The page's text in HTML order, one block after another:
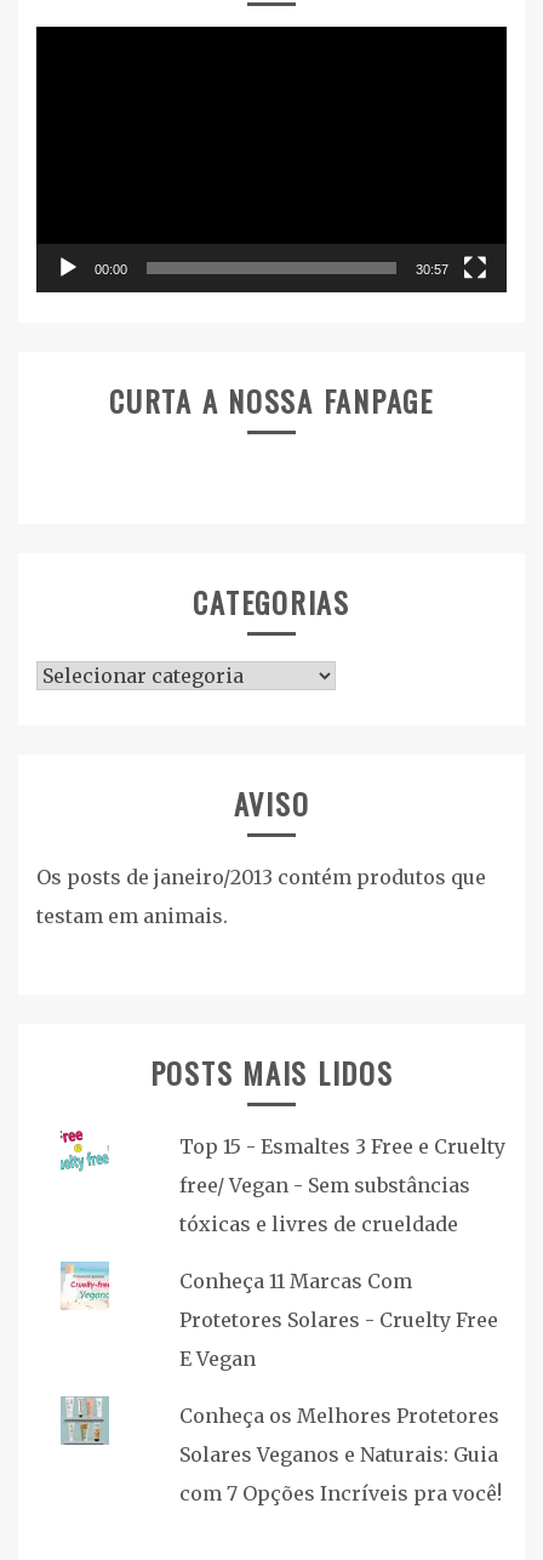
00:00 30:57
CURTA A NOSSA FANPAGE
CATEGORIAS
Categorias
AVISO
Os posts de janeiro/2013 contém produtos que
testam em animais.
POSTS MAIS LIDOS
Top 15 - Esmaltes 3 Free e Cruelty
free/ Vegan - Sem substâncias
tóxicas e livres de crueldade
Conheça 11 Marcas Com
Protetores Solares - Cruelty Free
E Vegan
Conheça os Melhores Protetores
Solares Veganos e Naturais: Guia
com 7 Opções Incríveis pra você!